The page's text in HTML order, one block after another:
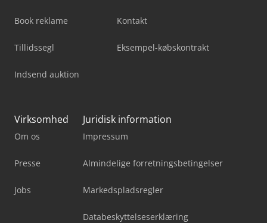
Book reklame
Tillidssegl
Indsend auktion
Kontakt
Eksempel-købskontrakt
Virksomhed
Om os
Presse
Jobs
Juridisk information
Impressum
Almindelige forretningsbetingelser
Markedspladsregler
Databeskyttelseserklæring